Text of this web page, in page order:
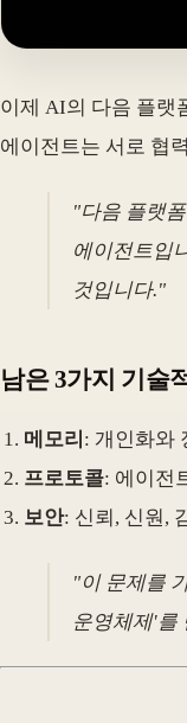
이제 AI의 다음 플랫
에이전트는 서로 협
"다음 플랫
에이전트입
것입니다."
남은 3가지 기술
메모리 : 개인화와
프로토콜: 에이전
보안: 신뢰, 신원,
"이 문제를
운영체제'를